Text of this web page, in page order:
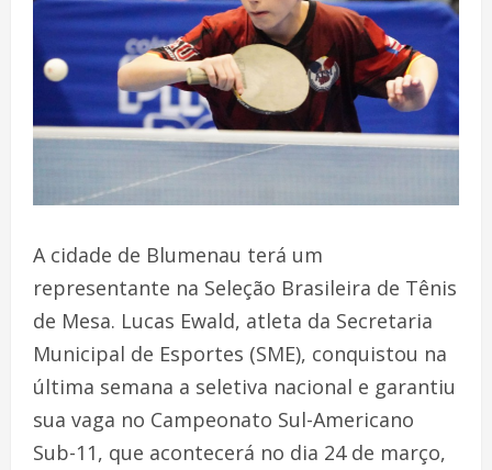
A cidade de Blumenau terá um
representante na Seleção Brasileira de Tênis
de Mesa. Lucas Ewald, atleta da Secretaria
Municipal de Esportes (SME), conquistou na
última semana a seletiva nacional e garantiu
sua vaga no Campeonato Sul-Americano
Sub-11, que acontecerá no dia 24 de março,